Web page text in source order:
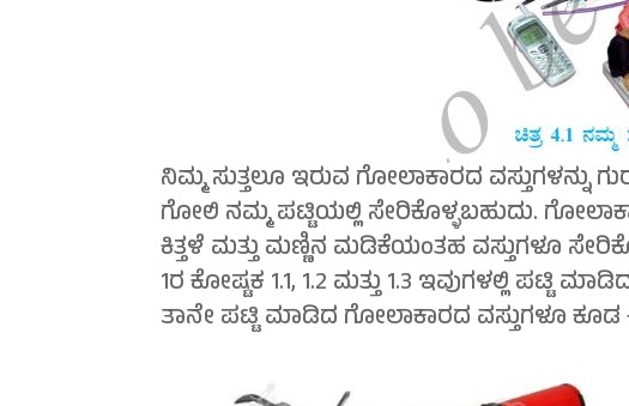
ನಿಮ್ಮ ಸುತ್ತಲೂ ಇರುವ ಗೋಲಾಕಾರದ ವಸ್ತುಗಳನ್ನು
ಗೋಲಿ ನಮ್ಮ ಪಟ್ಟಿಯಲ್ಲಿ ಸೇರಿಕೊಳ್ಳಬಹುದು.
ಕಿತ್ತಳೆ ಮತ್ತು ಮಣ್ಣಿನ ಮಡಿಕೆಯಂತಹ ವಸ್ತುಗಳೂ
1ರ ಕೋಷ್ಟಕ 1.1, 1.2 ಮತ್ತು 1.3 ಇವುಗಳಲ್ಲಿ ಪಟ್ಟಿ
ತಾನೇ ಪಟ್ಟಿ ಮಾಡಿದ ಗೋಲಾಕಾರದ ವಸ್ತುಗಳೂ